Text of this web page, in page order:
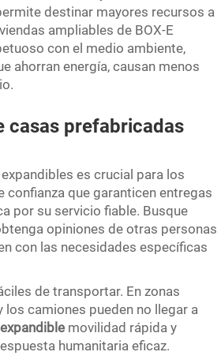
destinar mayores recursos a
ampliables de BOX-E
con el medio ambiente,
ahorran energía, causan menos
casas prefabricadas
es crucial para los
confianza que garanticen entregas
por su servicio fiable. Busque
opiniones de otras personas
con las necesidades específicas
de transportar. En zonas
camiones pueden no llegar a
movilidad rápida y
humanitaria eficaz.